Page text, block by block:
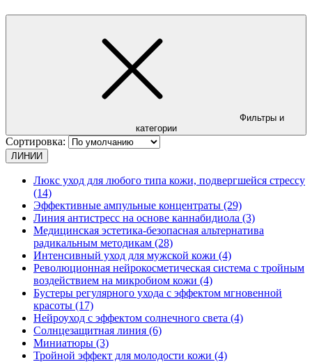
Фильтры и
категории
Сортировка:
ЛИНИИ
Люкс уход для любого типа кожи, подвергшейся стрессу
(14)
Эффективные ампульные концентраты (29)
Линия антистресс на основе каннабидиола (3)
Медицинская эстетика-безопасная альтернатива
радикальным методикам (28)
Интенсивный уход для мужской кожи (4)
Революционная нейрокосметическая система с тройным
воздействием на микробиом кожи (4)
Бустеры регулярного ухода с эффектом мгновенной
красоты (17)
Нейроуход с эффектом солнечного света (4)
Солнцезащитная линия (6)
Миниатюры (3)
Тройной эффект для молодости кожи (4)